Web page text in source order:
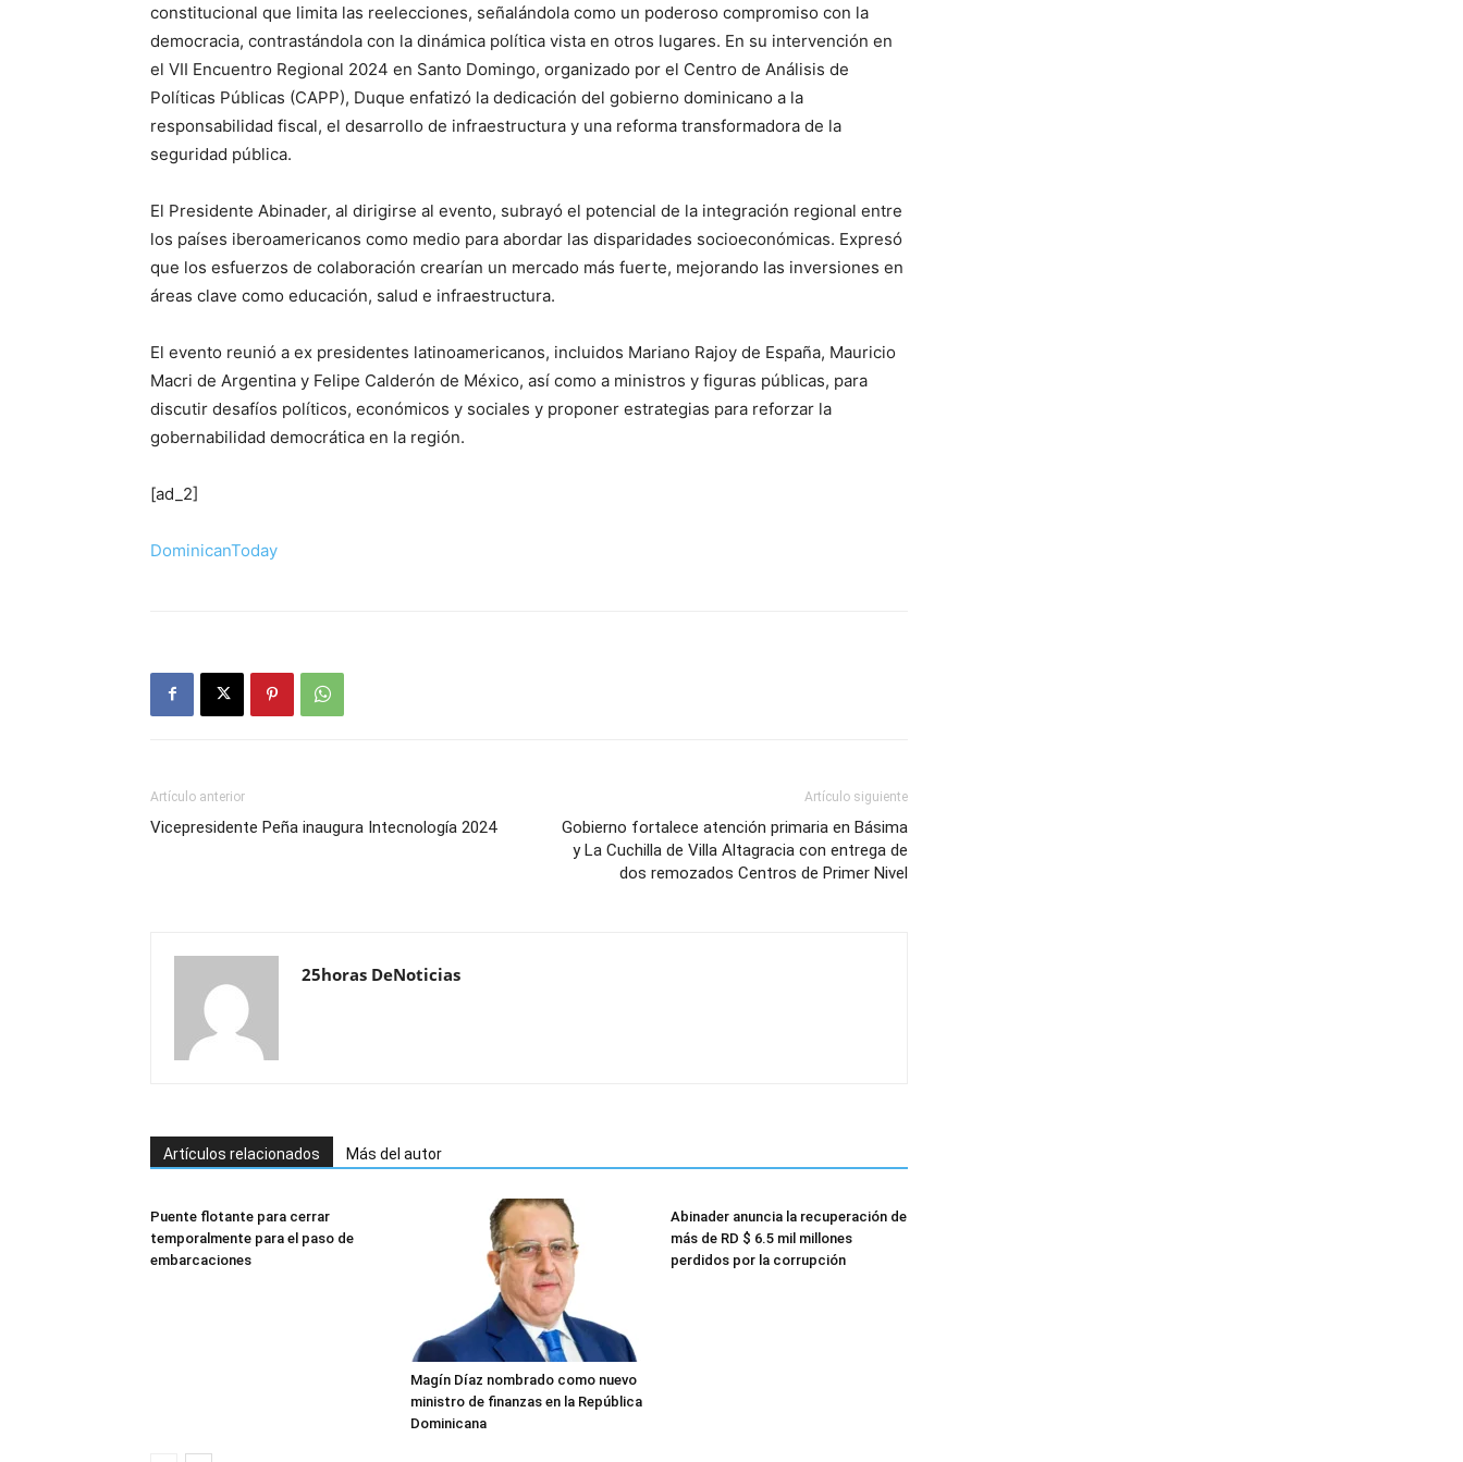
constitucional que limita las reelecciones, señalándola como un poderoso compromiso con la
democracia, contrastándola con la dinámica política vista en otros lugares. En su intervención en
el VII Encuentro Regional 2024 en Santo Domingo, organizado por el Centro de Análisis de
Políticas Públicas (CAPP), Duque enfatizó la dedicación del gobierno dominicano a la
responsabilidad fiscal, el desarrollo de infraestructura y una reforma transformadora de la
seguridad pública.
El Presidente Abinader, al dirigirse al evento, subrayó el potencial de la integración regional entre
los países iberoamericanos como medio para abordar las disparidades socioeconómicas. Expresó
que los esfuerzos de colaboración crearían un mercado más fuerte, mejorando las inversiones en
áreas clave como educación, salud e infraestructura.
El evento reunió a ex presidentes latinoamericanos, incluidos Mariano Rajoy de España, Mauricio
Macri de Argentina y Felipe Calderón de México, así como a ministros y figuras públicas, para
discutir desafíos políticos, económicos y sociales y proponer estrategias para reforzar la
gobernabilidad democrática en la región.
[ad_2]
DominicanToday
Artículo anterior
Vicepresidente Peña inaugura Intecnología 2024
Artículo siguiente
Gobierno fortalece atención primaria en Básima
y La Cuchilla de Villa Altagracia con entrega de
dos remozados Centros de Primer Nivel
25horas DeNoticias
Artículos relacionados Más del autor
Puente flotante para cerrar
temporalmente para el paso de
embarcaciones
Magín Díaz nombrado como nuevo
ministro de finanzas en la República
Dominicana
Abinader anuncia la recuperación de
más de RD $ 6.5 mil millones
perdidos por la corrupción